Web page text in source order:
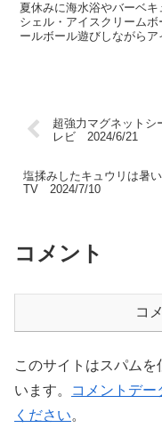
夏休みに海水浴やバーベ
シェル・アイスクリーム
ールボール遊びしながら
超強力マグネット
レビ 2024/6/21
塩揉みしたキュウリは暑
TV 2024/7/10
コメント
コ
このサイトはスパム
います。
コメントデー
ください。